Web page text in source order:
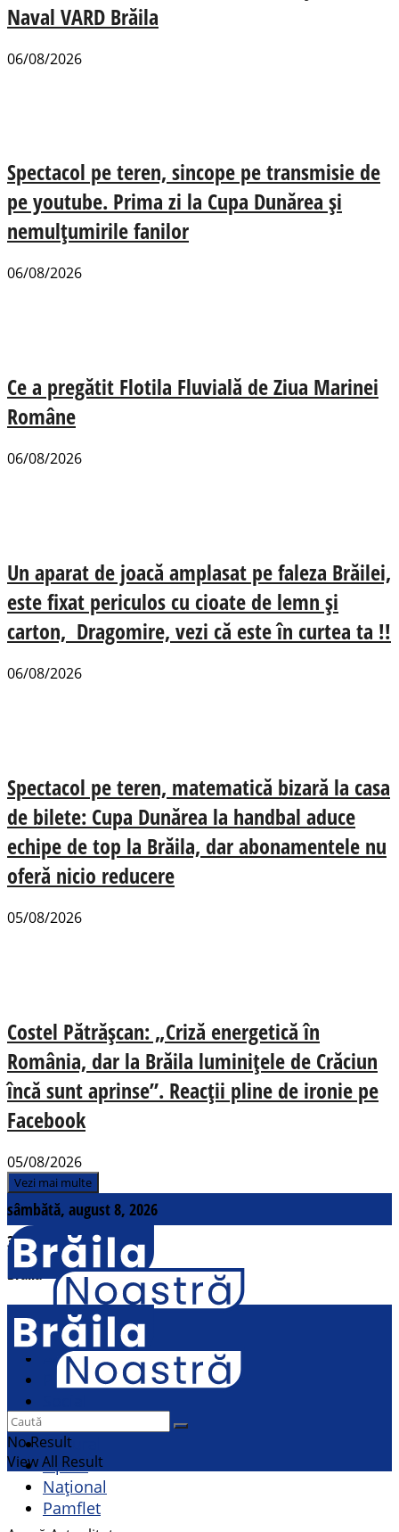
Naval VARD Brăila
06/08/2026
Spectacol pe teren, sincope pe transmisie de
pe youtube. Prima zi la Cupa Dunărea și
nemulțumirile fanilor
06/08/2026
Ce a pregătit Flotila Fluvială de Ziua Marinei
Române
06/08/2026
Un aparat de joacă amplasat pe faleza Brăilei,
este fixat periculos cu cioate de lemn și
carton, Dragomire, vezi că este în curtea ta !!
06/08/2026
Spectacol pe teren, matematică bizară la casa
de bilete: Cupa Dunărea la handbal aduce
echipe de top la Brăila, dar abonamentele nu
oferă nicio reducere
05/08/2026
Costel Pătrășcan: „Criză energetică în
România, dar la Brăila luminițele de Crăciun
încă sunt aprinse”. Reacții pline de ironie pe
Facebook
05/08/2026
Vezi mai multe
sâmbătă, august 8, 2026
31°c
Brăila
Contact
Actualitate
Politic
Cultural
Opinii
Național
Pamflet
No Result
View All Result